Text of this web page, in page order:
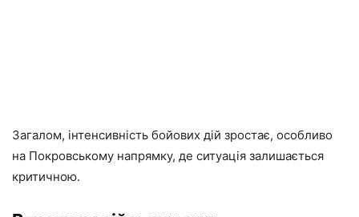
Загалом, інтенсивність бойових дій зростає, особливо
на Покровському напрямку, де ситуація залишається
критичною.